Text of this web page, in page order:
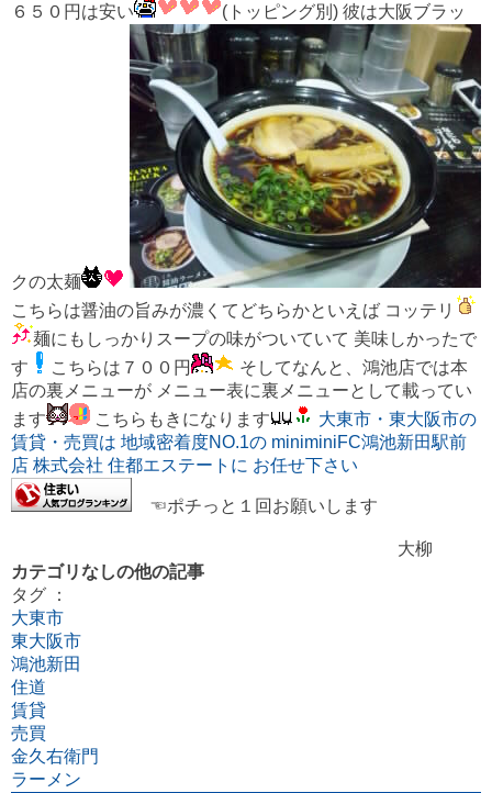
６５０円は安い
(トッピング別) 彼は大阪ブラッ
クの太麺
こちらは醤油の旨みが濃くてどちらかといえば コッテリ
麺にもしっかりスープの味がついていて 美味しかったで
す
こちらは７００円
そしてなんと、鴻池店では本
店の裏メニューが メニュー表に裏メニューとして載ってい
ます
こちらもきになります
大東市・東大阪市の
賃貸・売買は 地域密着度NO.1の miniminiFC鴻池新田駅前
店 株式会社 住都エステートに お任せ下さい
☜ポチっと１回お願いします
大柳
カテゴリなしの他の記事
タグ ：
大東市
東大阪市
鴻池新田
住道
賃貸
売買
金久右衛門
ラーメン